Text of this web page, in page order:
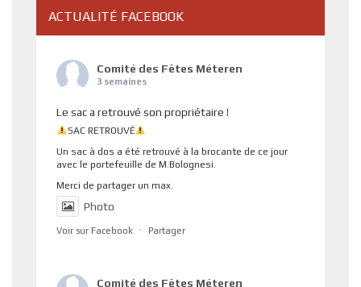
ACTUALITÉ FACEBOOK
Comité des Fêtes Méteren
3 semaines
Le sac a retrouvé son propriétaire !
SAC RETROUVÉ
Un sac à dos a été retrouvé à la brocante de ce jour
avec le portefeuille de M.Bolognesi.
Merci de partager un max.
Photo
Voir sur Facebook · Partager
Comité des Fêtes Méteren